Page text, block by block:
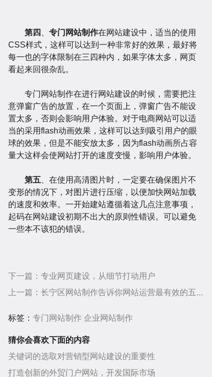
第四 专门网站制作在网站建设中，适当的使用
CSS样式，这样可以达到一种非常好的效果，最好将
每一也的字体限制在三四种内，如果字体太多，网页
看起来回很杂乱。
专门网站制作在进行网站建设的时候，需要把注
意弹窗广告的放置，在一个页面上，弹窗广告不能设
置太多，否则会影响用户体验。对于电商网站可以适
当的采用flash动画效果，这样可以达到吸引用户的眼
球的效果，但是不能安放太多，因为flash动画所占容
量大这样会使网站打开的速度变慢，影响用户体验。
第五、在使用高清图片时，一定要在确保图片不
变形的情况下，对图片进行压缩，以便加快网站加载
的速度和效率。一开始建站遵循着这几点注意事项，
起码在网站建设初期不出大的原则性错误。可以避免
一些本不该犯的错误。
下一篇： 专业网页建设，从细节打动用户
上一篇： 长宁区网站制作告诉你网站运营最有效的五大方法
标签： 专门网站制作 企业网站制作
猜你会喜欢下面的内容
关键词的选取对营销型网站建设的重要性
打造创新的外贸门户网站，开发国际市场